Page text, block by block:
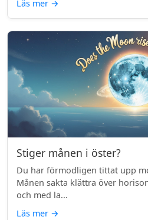
Läs mer →
Stiger månen i öster?
Du har förmodligen tittat upp
Månen sakta klättra över
och med la...
Läs mer →